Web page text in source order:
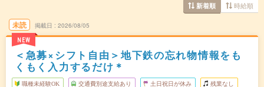
新着順 時給順
未読
NEW
掲載日 2026/08/05
＜急募×シフト自由＞地下鉄の忘れ物情報をも
くもく入力するだけ＊
職種未経験OK 交通費別途支給あり 土日祝日が休み 残業なし